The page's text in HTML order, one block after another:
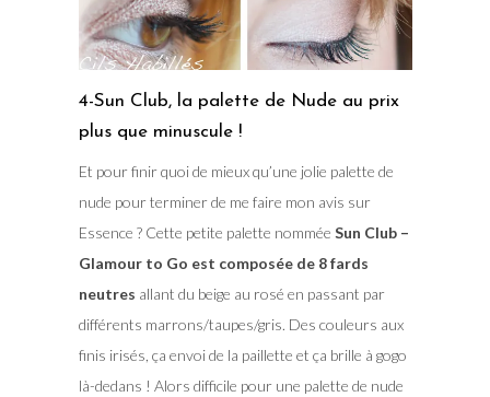
4-Sun Club, la palette de Nude au prix
plus que minuscule !
Et pour finir quoi de mieux qu’une jolie palette de
nude pour terminer de me faire mon avis sur
Essence ? Cette petite palette nommée Sun Club –
Glamour to Go est composée de 8 fards
neutres allant du beige au rosé en passant par
différents marrons/taupes/gris. Des couleurs aux
finis irisés, ça envoi de la paillette et ça brille à gogo
là-dedans ! Alors difficile pour une palette de nude